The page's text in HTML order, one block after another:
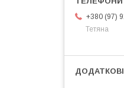
+380 (97)
Тетяна